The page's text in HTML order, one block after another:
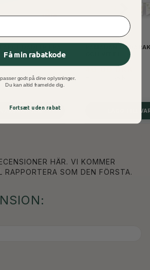
- 900G
RAMADAN
40,00 DKK
LÄGG TILL
HÄR. VI KOMMER
RAPPORTERA SOM DEN FÖRSTA.
Få min rabatkode
godt på dine oplysninger.
Du kan altid framelde dig.
Fortsæt uden rabat